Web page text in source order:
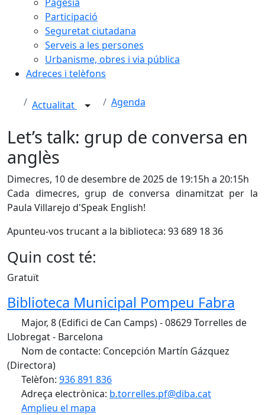
Participació
Seguretat ciutadana
Serveis a les persones
Urbanisme, obres i via pública
Adreces i telèfons
Actualitat Agenda
Let’s talk: grup de conversa en
anglès
Dimecres, 10 de desembre de 2025 de 19:15h a 20:15h
Cada dimecres, grup de conversa dinamitzat per la
Paula Villarejo d'Speak English!
Apunteu-vos trucant a la biblioteca: 93 689 18 36
Quin cost té:
Gratuït
Biblioteca Municipal Pompeu Fabra
Major, 8 (Edifici de Can Camps) - 08629 Torrelles de
Llobregat - Barcelona
Nom de contacte: Concepción Martín Gázquez
(Directora)
Telèfon: 936 891 836
Adreça electrònica: b.torrelles.pf@diba.cat
Amplieu el mapa